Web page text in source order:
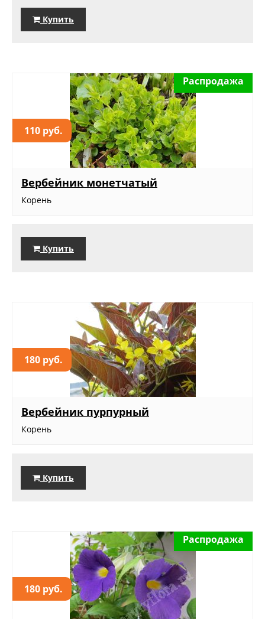
Купить
110 руб.
Распродажа
Вербейник монетчатый
Корень
Купить
180 руб.
Вербейник пурпурный
Корень
Купить
180 руб.
Распродажа